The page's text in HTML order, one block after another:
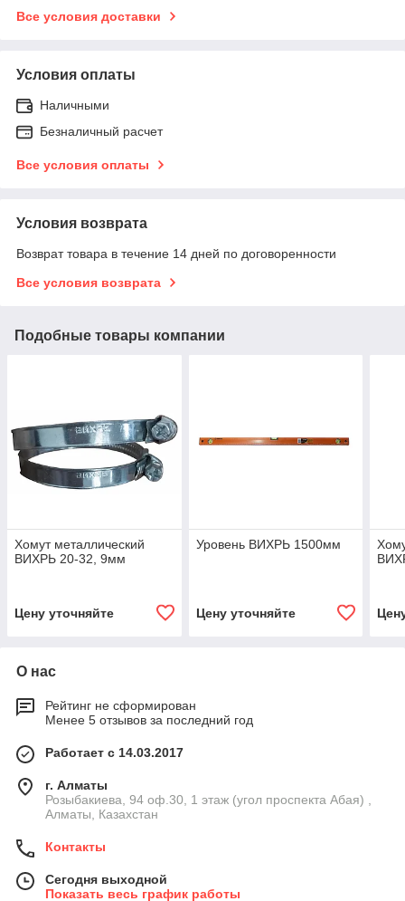
Все условия доставки
Условия оплаты
Наличными
Безналичный расчет
Все условия оплаты
Условия возврата
Возврат товара в течение 14 дней по договоренности
Все условия возврата
Подобные товары компании
Хомут металлический
ВИХРЬ 20-32, 9мм
Цену уточняйте
Уровень ВИХРЬ 1500мм
Цену уточняйте
О нас
Рейтинг не сформирован
Менее 5 отзывов за последний год
Работает с 14.03.2017
г. Алматы
Розыбакиева, 94 оф.30, 1 этаж (угол проспекта Абая) ,
Алматы, Казахстан
Контакты
Сегодня выходной
Показать весь график работы